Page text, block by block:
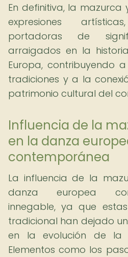
En definitiva, la mazurca
expresiones
portadoras de
arraigados en la
Europa, contribuyendo
tradiciones y a la
patrimonio cultural del
Influencia de la
en la danza
contemporánea
La influencia de la
danza europea
innegable, ya que
tradicional han dejado
en la evolución de la
Elementos como los